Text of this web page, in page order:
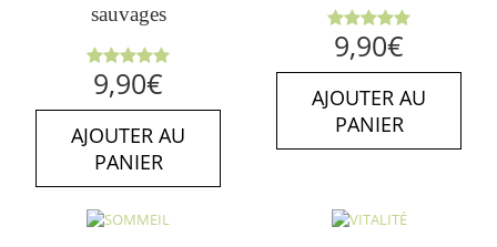
sauvages
Note5.00
sur 5
9,90€
AJOUTER AU
PANIER
Note5.00
sur 5
9,90€
AJOUTER AU
PANIER